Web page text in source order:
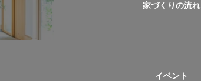
家づくりの流れ
イベント